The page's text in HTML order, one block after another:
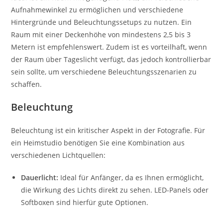
Aufnahmewinkel zu ermöglichen und verschiedene
Hintergründe und Beleuchtungssetups zu nutzen. Ein
Raum mit einer Deckenhöhe von mindestens 2,5 bis 3
Metern ist empfehlenswert. Zudem ist es vorteilhaft, wenn
der Raum über Tageslicht verfügt, das jedoch kontrollierbar
sein sollte, um verschiedene Beleuchtungsszenarien zu
schaffen.
Beleuchtung
Beleuchtung ist ein kritischer Aspekt in der Fotografie. Für
ein Heimstudio benötigen Sie eine Kombination aus
verschiedenen Lichtquellen:
Dauerlicht: Ideal für Anfänger, da es Ihnen ermöglicht,
die Wirkung des Lichts direkt zu sehen. LED-Panels oder
Softboxen sind hierfür gute Optionen.